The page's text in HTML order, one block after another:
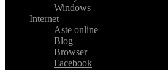
Windows
Internet
Aste online
Blog
Browser
Facebook